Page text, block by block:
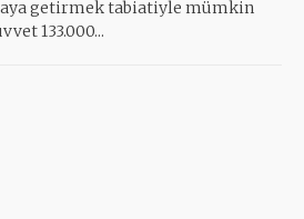
getirmek tabiatiyle mümkin
133.000...